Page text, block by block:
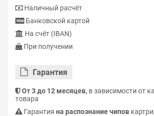
Наличный расчёт
Банковской картой
На счёт (IBAN)
При получении
Гарантия
От 3 до 12 месяцев, в зависимости от
товара
Гарантия на распознание чипов